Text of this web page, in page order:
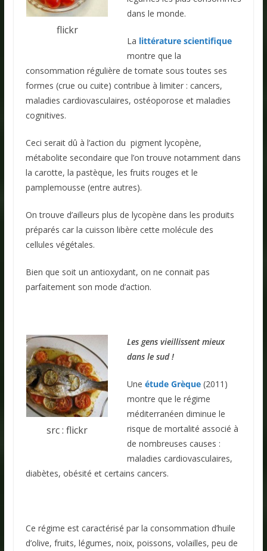
flickr
dans le monde.
La littérature scientifique
montre que la
consommation régulière de tomate sous toutes ses
formes (crue ou cuite) contribue à limiter : cancers,
maladies cardiovasculaires, ostéoporose et maladies
cognitives.
Ceci serait dû à l’action du pigment lycopène,
métabolite secondaire que l’on trouve notamment dans
la carotte, la pastèque, les fruits rouges et le
pamplemousse (entre autres).
On trouve d’ailleurs plus de lycopène dans les produits
préparés car la cuisson libère cette molécule des
cellules végétales.
Bien que soit un antioxydant, on ne connait pas
parfaitement son mode d’action.
src : flickr
Les gens vieillissent mieux
dans le sud !
Une étude Grèque(2011)
montre que le régime
méditerranéen diminue le
risque de mortalité associé à
de nombreuses causes :
maladies cardiovasculaires,
diabètes, obésité et certains cancers.
Ce régime est caractérisé par la consommation d’huile
d’olive, fruits, légumes, noix, poissons, volailles, peu de